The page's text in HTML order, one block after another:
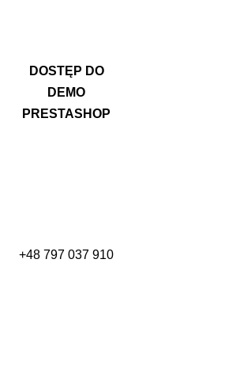
DOSTĘP DO
DEMO
PRESTASHOP
+48 797 037 910